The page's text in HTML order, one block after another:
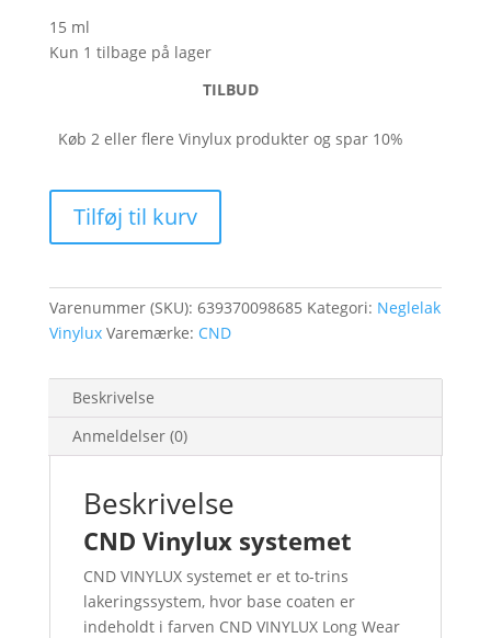
15 ml
Kun 1 tilbage på lager
TILBUD
Køb 2 eller flere Vinylux produkter og spar 10%
Pool
Vinylux
antal
Tilføj til kurv
Varenummer (SKU): 639370098685 Kategori: Neglelak
Vinylux Varemærke: CND
Beskrivelse
Anmeldelser (0)
Beskrivelse
CND Vinylux systemet
CND VINYLUX systemet er et to-trins
lakeringssystem, hvor base coaten er
indeholdt i farven CND VINYLUX Long Wear